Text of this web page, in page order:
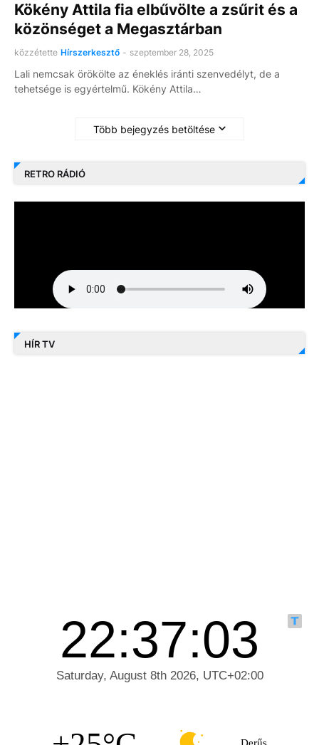
Kökény Attila fia elbűvölte a zsűrit és a
közönséget a Megasztárban
közzétette Hírszerkesztő - szeptember 28, 2025
Lali nemcsak örökölte az éneklés iránti szenvedélyt, de a
tehetsége is egyértelmű. Kökény Attila…
Több bejegyzés betöltése
RETRO RÁDIÓ
HÍR TV